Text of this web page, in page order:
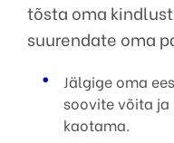
tõsta oma
suurendate oma
Jälgige oma
soovite võita
kaotama.